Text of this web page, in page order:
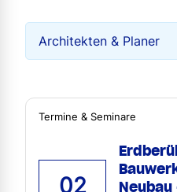
Termine & Seminare
02